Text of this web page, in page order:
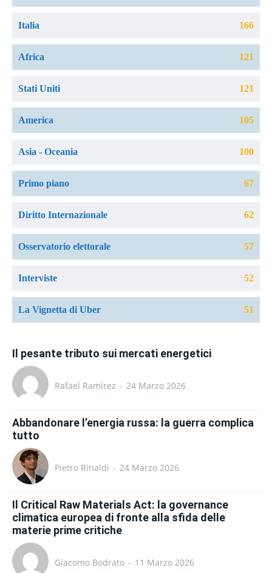
Italia 166
Africa 121
Stati Uniti 121
America 105
Asia - Oceania 100
Primo piano 67
Diritto Internazionale 62
Osservatorio elettorale 57
Interviste 52
La Vignetta di Uber 51
Il pesante tributo sui mercati energetici
Rafael Ramírez - 24 Marzo 2026
Abbandonare l’energia russa: la guerra complica
tutto
Pietro Rinaldi - 24 Marzo 2026
Il Critical Raw Materials Act: la governance
climatica europea di fronte alla sfida delle
materie prime critiche
Giacomo Bodrato - 11 Marzo 2026